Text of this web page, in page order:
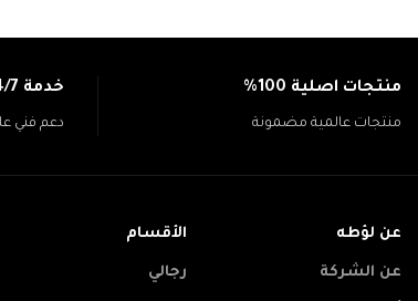
منتجات اصلية 100%
منتجات عالمية مضمونة
خدمة 24/7
دعم فني
عن لؤطه
عن الشركة
الأقسام
رجالي